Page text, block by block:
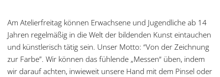
Am Atelierfreitag können Erwachsene und Jugendliche ab 14
Jahren regelmäßig in die Welt der bildenden Kunst eintauchen
und künstlerisch tätig sein. Unser Motto: “Von der Zeichnung
zur Farbe”. Wir können das fühlende „Messen“ üben, indem
wir darauf achten, inwieweit unsere Hand mit dem Pinsel oder